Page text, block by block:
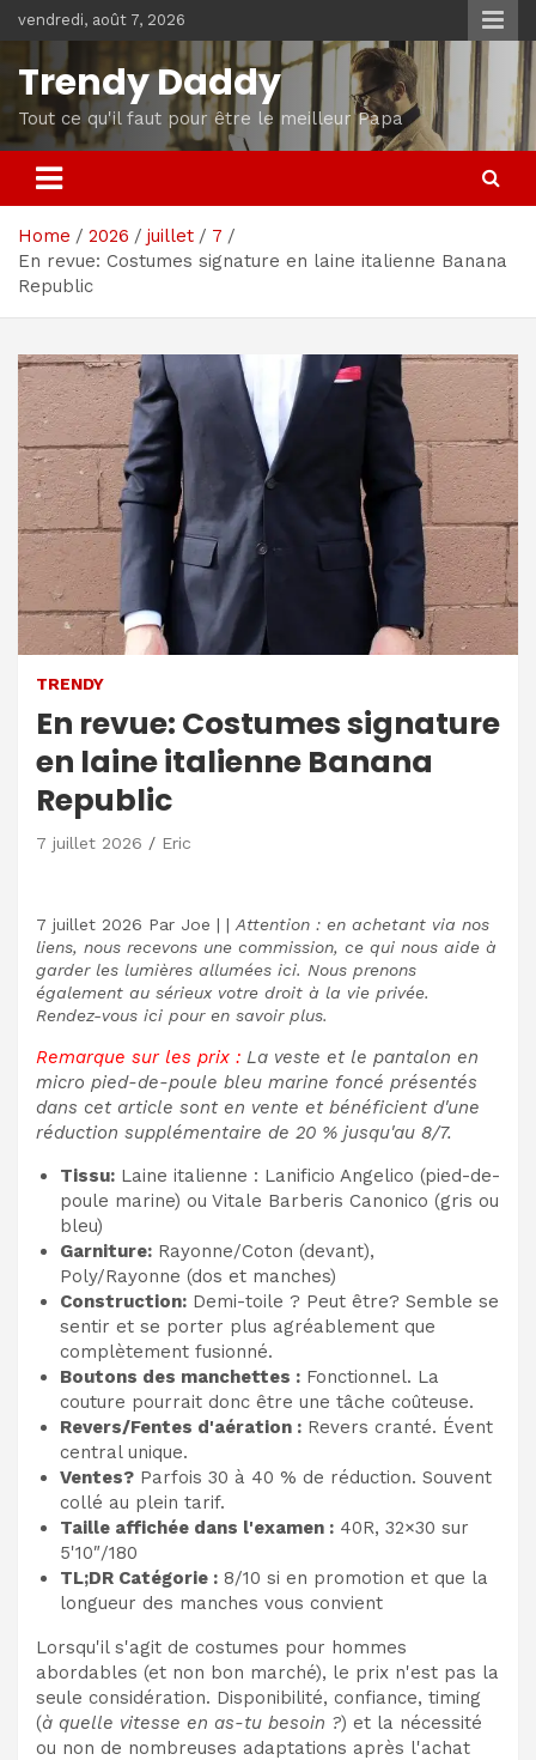
to
content
vendredi, août 7, 2026
Trendy Daddy
Tout ce qu'il faut pour être le meilleur Papa
Home 2026 juillet
7
En revue: Costumes signature en laine italienne Banana
Republic
TRENDY
En revue: Costumes signature
en laine italienne Banana
Republic
7 juillet 2026 Eric
7 juillet 2026 Par Joe | | Attention : en achetant via nos
liens, nous recevons une commission, ce qui nous aide à
garder les lumières allumées ici. Nous prenons
également au sérieux votre droit à la vie privée.
Rendez-vous ici pour en savoir plus.
Remarque sur les prix : La veste et le pantalon en
micro pied-de-poule bleu marine foncé présentés
dans cet article sont en vente et bénéficient d'une
réduction supplémentaire de 20 % jusqu'au 8/7.
Tissu: Laine italienne : Lanificio Angelico (pied-de-
poule marine) ou Vitale Barberis Canonico (gris ou
bleu)
Garniture: Rayonne/Coton (devant),
Poly/Rayonne (dos et manches)
Construction: Demi-toile ? Peut être? Semble se
sentir et se porter plus agréablement que
complètement fusionné.
Boutons des manchettes : Fonctionnel. La
couture pourrait donc être une tâche coûteuse.
Revers/Fentes d'aération : Revers cranté. Évent
central unique.
Ventes? Parfois 30 à 40 % de réduction. Souvent
collé au plein tarif.
Taille affichée dans l'examen : 40R, 32×30 sur
5'10″/180
TL;DR Catégorie : 8/10 si en promotion et que la
longueur des manches vous convient
Lorsqu'il s'agit de costumes pour hommes
abordables (et non bon marché), le prix n'est pas la
seule considération. Disponibilité, confiance, timing
(à quelle vitesse en as-tu besoin ?) et la nécessité
ou non de nombreuses adaptations après l'achat